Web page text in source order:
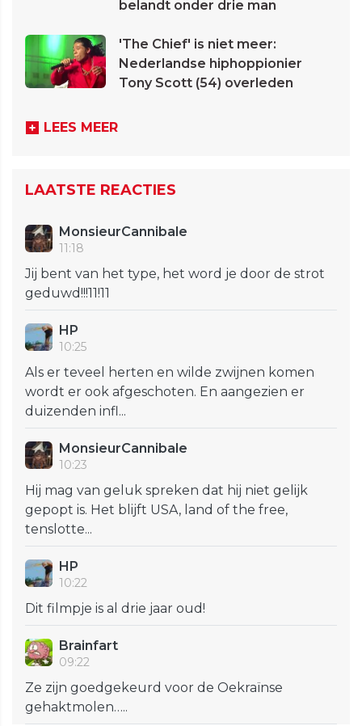
belandt onder drie man
'The Chief' is niet meer:
Nederlandse hiphoppionier
Tony Scott (54) overleden
LEES MEER
LAATSTE REACTIES
MonsieurCannibale
11:18
Jij bent van het type, het word je door de strot
geduwd!!!11!11
HP
10:25
Als er teveel herten en wilde zwijnen komen
wordt er ook afgeschoten. En aangezien er
duizenden infl...
MonsieurCannibale
10:23
Hij mag van geluk spreken dat hij niet gelijk
gepopt is. Het blijft USA, land of the free,
tenslotte...
HP
10:22
Dit filmpje is al drie jaar oud!
Brainfart
09:22
Ze zijn goedgekeurd voor de Oekraïnse
gehaktmolen…..